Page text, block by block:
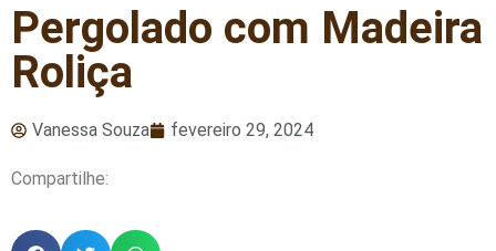
Pergolado com Madeira
Roliça
Vanessa Souza fevereiro 29, 2024
Compartilhe: